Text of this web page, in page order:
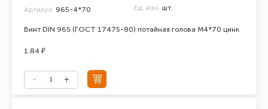
Винт DIN 965 (ГОСТ 17475-80) потайная голова М4*70 цинк
Артикул: 965-4*70 Ед. изм. шт.
1.84 ₽